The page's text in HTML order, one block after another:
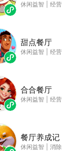
休闲益智 经营
甜点餐厅
休闲益智 经营
合合餐厅
休闲益智 经营
餐厅养成记
休闲益智 消除